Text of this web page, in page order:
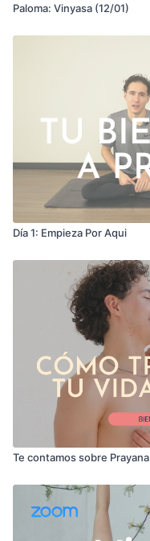
Paloma: Vinyasa (12/01)
Día 1: Empieza Por Aqui
Te contamos sobre Prayana